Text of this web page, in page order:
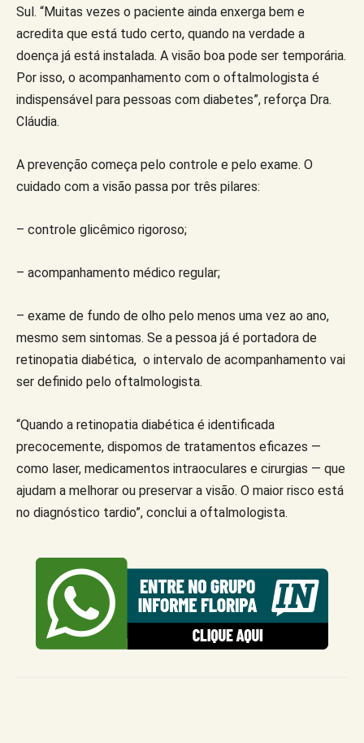
Sul. “Muitas vezes o paciente ainda enxerga bem e
acredita que está tudo certo, quando na verdade a
doença já está instalada. A visão boa pode ser temporária.
Por isso, o acompanhamento com o oftalmologista é
indispensável para pessoas com diabetes”, reforça Dra.
Cláudia.
A prevenção começa pelo controle e pelo exame. O
cuidado com a visão passa por três pilares:
– controle glicêmico rigoroso;
– acompanhamento médico regular;
– exame de fundo de olho pelo menos uma vez ao ano,
mesmo sem sintomas. Se a pessoa já é portadora de
retinopatia diabética, o intervalo de acompanhamento vai
ser definido pelo oftalmologista.
“Quando a retinopatia diabética é identificada
precocemente, dispomos de tratamentos eficazes —
como laser, medicamentos intraoculares e cirurgias — que
ajudam a melhorar ou preservar a visão. O maior risco está
no diagnóstico tardio”, conclui a oftalmologista.